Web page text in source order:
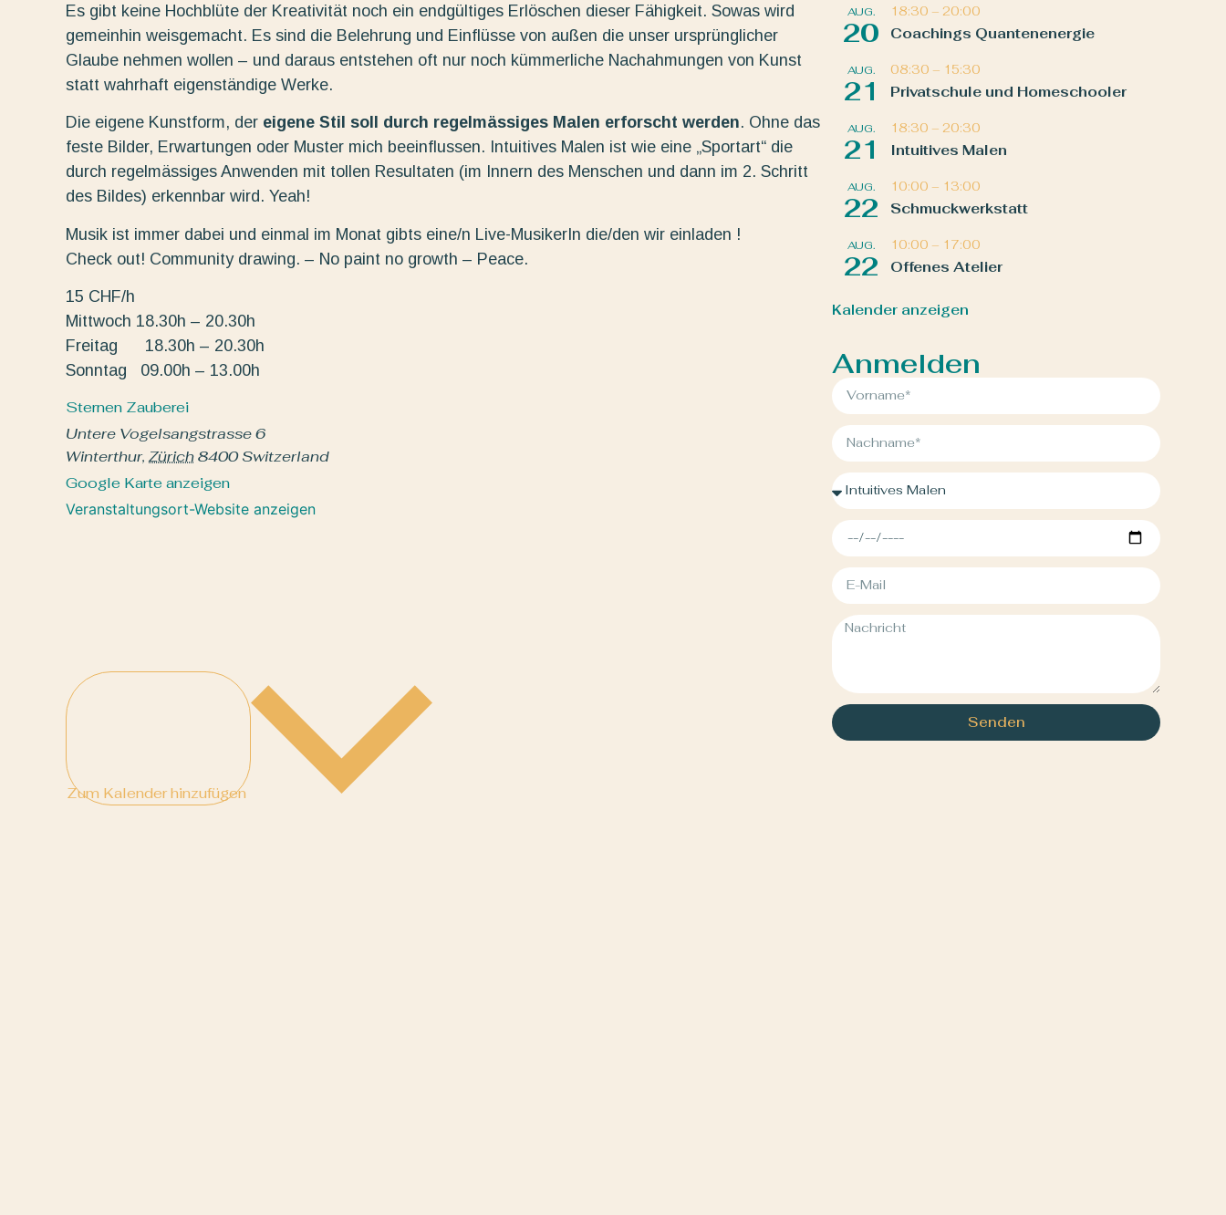
Es gibt keine Hochblüte der Kreativität noch ein endgültiges Erlöschen dieser Fähigkeit. Sowas wird
gemeinhin weisgemacht. Es sind die Belehrung und Einflüsse von außen die unser ursprünglicher
Glaube nehmen wollen – und daraus entstehen oft nur noch kümmerliche Nachahmungen von Kunst
statt wahrhaft eigenständige Werke.
Die eigene Kunstform, der eigene Stil soll durch regelmässiges Malen erforscht werden. Ohne das
feste Bilder, Erwartungen oder Muster mich beeinflussen. Intuitives Malen ist wie eine „Sportart“ die
durch regelmässiges Anwenden mit tollen Resultaten (im Innern des Menschen und dann im 2. Schritt
des Bildes) erkennbar wird. Yeah!
Musik ist immer dabei und einmal im Monat gibts eine/n Live-MusikerIn die/den wir einladen !
Check out! Community drawing. – No paint no growth – Peace.
15 CHF/h
Mittwoch 18.30h – 20.30h
Freitag 18.30h – 20.30h
Sonntag 09.00h – 13.00h
Sternen Zauberei
Untere Vogelsangstrasse 6
Winterthur, Zürich8400 Switzerland
Google Karte anzeigen
Veranstaltungsort-Website anzeigen
Zum Kalender hinzufügen
AUG.
20
18:30 – 20:00
Coachings Quantenenergie
AUG.
21
08:30 – 15:30
Privatschule und Homeschooler
AUG.
21
18:30 – 20:30
Intuitives Malen
AUG.
22
10:00 – 13:00
Schmuckwerkstatt
AUG.
22
10:00 – 17:00
Offenes Atelier
Kalender anzeigen
Anmelden
Senden